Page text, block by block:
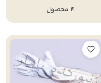
4 محصول